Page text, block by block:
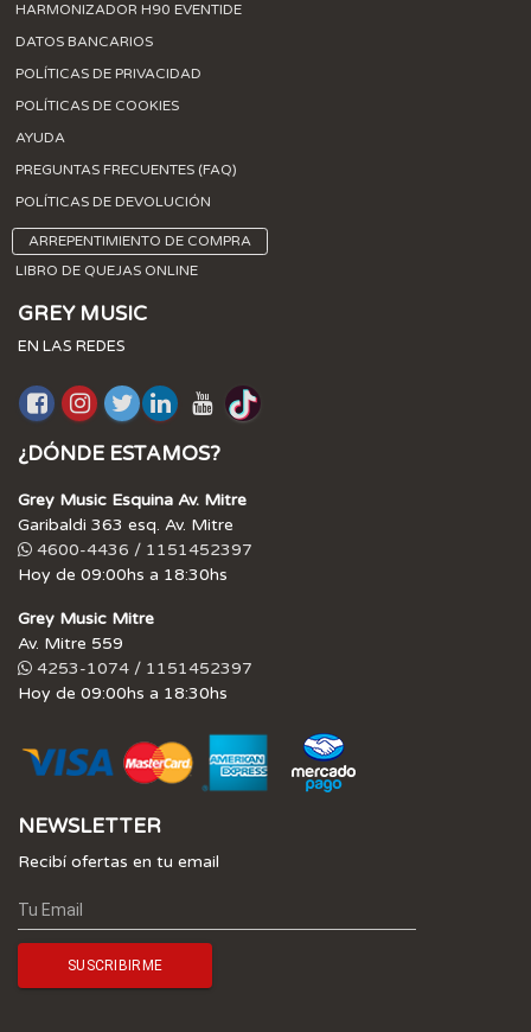
HARMONIZADOR H90 EVENTIDE
DATOS BANCARIOS
POLÍTICAS DE PRIVACIDAD
POLÍTICAS DE COOKIES
AYUDA
PREGUNTAS FRECUENTES (FAQ)
POLÍTICAS DE DEVOLUCIÓN
ARREPENTIMIENTO DE COMPRA
LIBRO DE QUEJAS ONLINE
GREY MUSIC
EN LAS REDES
¿DÓNDE ESTAMOS?
Grey Music Esquina Av. Mitre
Garibaldi 363 esq. Av. Mitre
4600-4436 / 1151452397
Hoy de 09:00hs a 18:30hs
Grey Music Mitre
Av. Mitre 559
4253-1074 / 1151452397
Hoy de 09:00hs a 18:30hs
NEWSLETTER
Recibí ofertas en tu email